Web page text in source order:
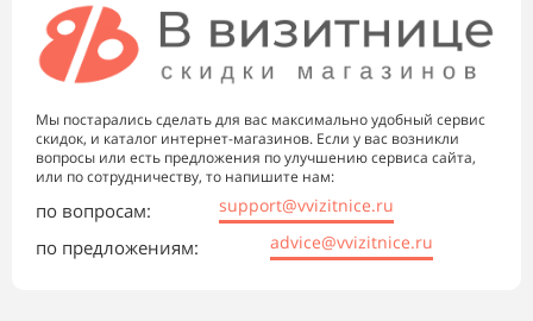
Мы постарались сделать для вас максимально удобный сервис
скидок, и каталог интернет-магазинов. Если у вас возникли
вопросы или есть предложения по улучшению сервиса сайта,
или по сотрудничеству, то напишите нам:
по вопросам: support@vvizitnice.ru
по предложениям: advice@vvizitnice.ru